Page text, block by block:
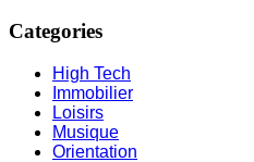
Categories
High Tech
Immobilier
Loisirs
Musique
Orientation